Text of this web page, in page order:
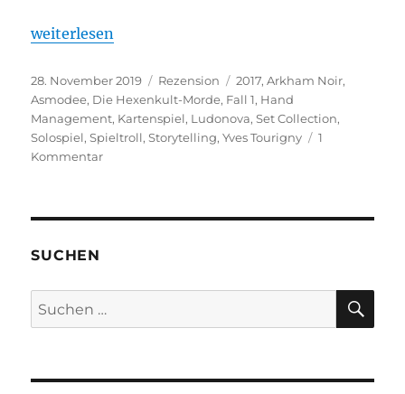
„Arkham Noir – Fall 1: Die Hexenkult-Morde“
weiterlesen
Veröffentlicht
am
28. November 2019 Kategorien
Rezension Schlagwörter
2017,Arkham Noir,
Asmodee, Die Hexenkult-Morde, Fall 1, Hand
Management, Kartenspiel, Ludonova,Set Collection,
Solospiel,Spieltroll,Storytelling,Yves Tourigny
1
Kommentarzu
Hexenkult-
SUCHEN
Suchen
nach: